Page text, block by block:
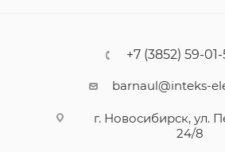
+7 (3852) 59-
barnaul@inteks-
г. Новосибирск, ул.
24/8